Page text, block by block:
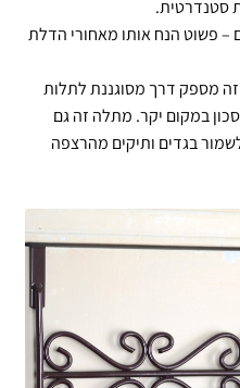
סטנדרטית.
– פשוט הנח אותו מאחורי הדלת
מספק דרך מסוגננת לתלות
במקום יקר. מתלה זה גם
בגדים ותיקים מהרצפה